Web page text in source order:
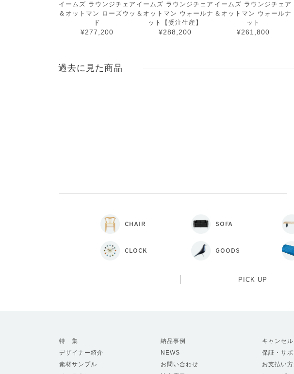
イームズ ラウンジチェア
＆オットマン ローズウッ
ド
¥277,200
イームズ ラウンジチェア
＆オットマン ウォールナ
ット【受注生産】
¥288,200
イームズ ラウンジチェア
＆オットマン ウォールナ
ット
¥261,800
過去に見た商品
CHAIR SOFA
CLOCK GOODS
PICK UP
特 集
デザイナー紹介
素材サンプル
納品事例
NEWS
お問い合わせ
キャンセ
保証・サ
お支払い